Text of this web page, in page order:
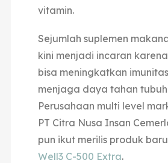
vitamin.
Sejumlah suplemen
kini menjadi incaran
bisa meningkatkan
menjaga daya tahan
Perusahaan multi level
PT Citra Nusa Insan
pun ikut merilis produk
Well3 C-500 Extra.